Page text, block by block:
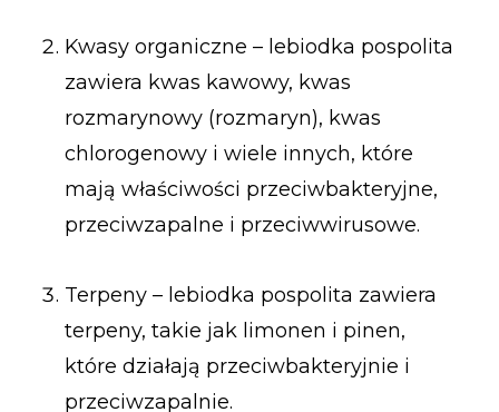
Kwasy organiczne – lebiodka pospolita
zawiera kwas kawowy, kwas
rozmarynowy (rozmaryn), kwas
chlorogenowy i wiele innych, które
mają właściwości przeciwbakteryjne,
przeciwzapalne i przeciwwirusowe.
Terpeny – lebiodka pospolita zawiera
terpeny, takie jak limonen i pinen,
które działają przeciwbakteryjnie i
przeciwzapalnie.